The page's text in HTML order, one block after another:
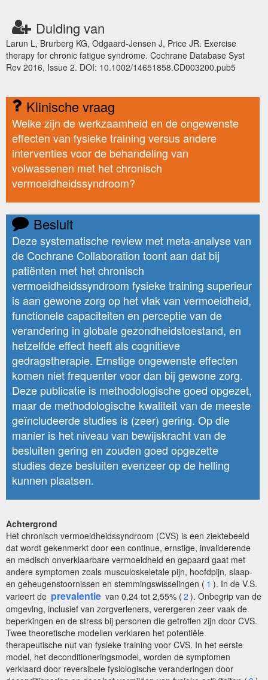
Duiding van
Larun L, Brurberg KG, Odgaard-Jensen J, Price JR. Exercise
therapy for chronic fatigue syndrome. Cochrane Database Syst
Rev 2016, Issue 2. DOI: 10.1002/14651858.CD003200.pub5
Klinische vraag
Welke zijn de werkzaamheid en de ongewenste
effecten van fysieke training versus andere
interventies voor de behandeling van
volwassenen met het chronisch
vermoeidheidssyndroom?
Besluit
Deze systematische review met meta-analyse van
de Cochrane Collaboration toont aan dat bij
patiënten met het chronisch
vermoeidheidssyndroom fysieke training superieur
is aan gewone zorg op het vlak van vermoeidheid,
functionele capaciteiten en perceptie van de
verandering in globale gezondheidstoestand, en
hetzelfde effect heeft als cognitieve
gedragstherapie. Ernstige ongewenste effecten
komen niet frequenter voor dan bij gewone zorg.
Deze publicatie is methodologische goed opgezet,
maar de methodologische kwaliteit van de meeste
geïncludeerde studies is (zeer) gering. Op die
manier is het niveau van bewijskracht van de
besluiten gering en zouden goed opgezette
studies deze besluiten evenzeer op de helling
kunnen plaatsen.
Achtergrond
Het chronisch vermoeidheidssyndroom (CVS) is een ziektebeeld
dat wordt gekenmerkt door een continue, ernstige, invaliderende
en medisch onverklaarbare vermoeidheid en gepaard gaat met
andere symptomen zoals musculoskeletale pijn, hoofdpijn, slaap-
en geheugenstoornissen en stemmingswisselingen ( 1 ). In de V.S.
varieert de prevalentie van 0,24 tot 2,55% ( 2 ). Onbegrip van de
omgeving, inclusief van zorgverleners, verergeren zeer vaak de
beperkingen en de stress bij personen die getroffen zijn door CVS.
Twee theoretische modellen verklaren het potentiële
therapeutische nut van fysieke training voor CVS. In het eerste
model, het deconditioneringsmodel, worden de symptomen
verklaard door reversibele fysiologische veranderingen door